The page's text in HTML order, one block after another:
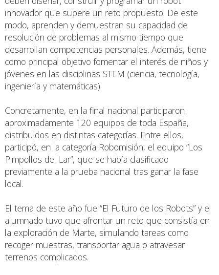
innovador que supere un reto propuesto. De este
modo, aprenden y demuestran su capacidad de
resolución de problemas al mismo tiempo que
desarrollan competencias personales. Además, tiene
como principal objetivo fomentar el interés de niños y
jóvenes en las disciplinas STEM (ciencia, tecnología,
ingeniería y matemáticas).
Concretamente, en la final nacional participaron
aproximadamente 120 equipos de toda España,
distribuidos en distintas categorías. Entre ellos,
participó, en la categoría Robomisión, el equipo “Los
Pimpollos del Lar”, que se había clasificado
previamente a la prueba nacional tras ganar la fase
local.
El tema de este año fue “El Futuro de los Robots” y el
alumnado tuvo que afrontar un reto que consistía en
la exploración de Marte, simulando tareas como
recoger muestras, transportar agua o atravesar
terrenos complicados.